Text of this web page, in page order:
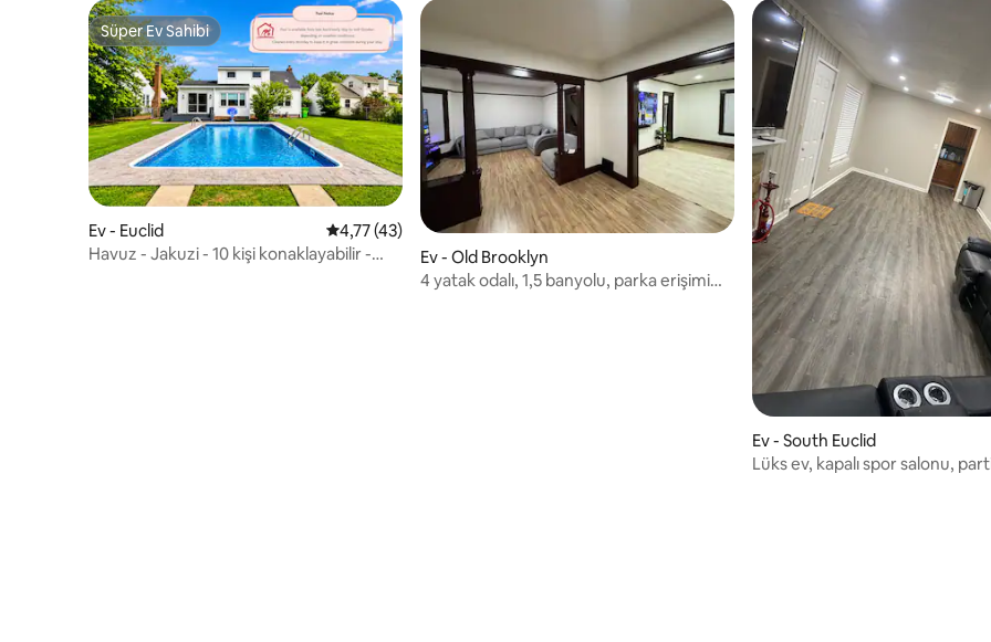
Süper Ev Sahibi
Süper Ev Sahibi
Ev - Euclid 5 üzerinden ortalama 4,77 puan, 43 değerlendirme
4,77 (43)
Havuz - Jakuzi - 10 kişi konaklayabilir -
Ev - Old Brooklyn
4 yatak odalı, 1,5 banyolu, parka erişimi
Ev - South Euclid
Lüks ev, kapalı spor salonu,